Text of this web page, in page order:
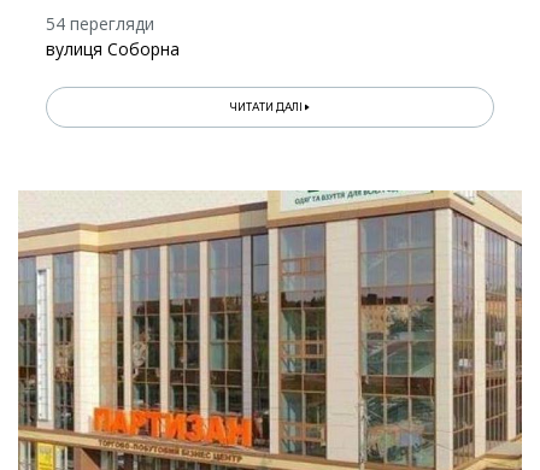
54 перегляди
вулиця Соборна
ЧИТАТИ ДАЛІ